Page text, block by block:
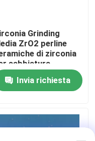
Grinding
ZrO2 perline
di zirconia
sabbiatura
Invia richiesta